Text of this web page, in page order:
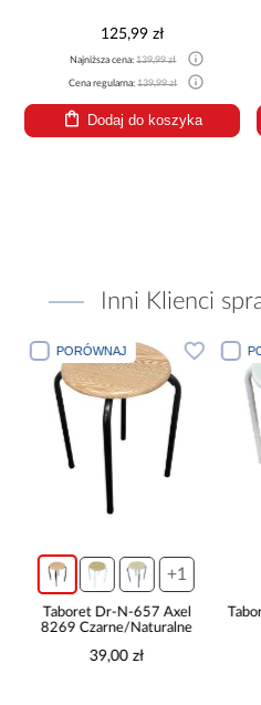
125,99 zł
Najniższa cena:139,99 zł
Cena regularna:139,99 zł
Dodaj do koszyka
Inni Klienci
PORÓWNAJ
+1
Taboret Dr-N-657 Axel
8269 Czarne/Naturalne
39,00 zł